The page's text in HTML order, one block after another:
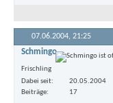
07.06.2004, 21:25
Schmingo
Frischling
Dabei seit
20.05.2004
Beiträge
17